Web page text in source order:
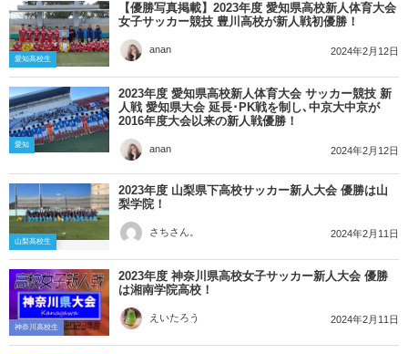
愛知高校生
【優勝写真掲載】2023年度 愛知県高校新人体育大会
女子サッカー競技 豊川高校が新人戦初優勝！
anan 2024年2月12日
愛知
2023年度 愛知県高校新人体育大会 サッカー競技 新
人戦 愛知県大会 延長･PK戦を制し､中京大中京が
2016年度大会以来の新人戦優勝！
anan 2024年2月12日
山梨高校生
2023年度 山梨県下高校サッカー新人大会 優勝は山
梨学院！
さちさん。 2024年2月11日
神奈川高校生
2023年度 神奈川県高校女子サッカー新人大会 優勝
は湘南学院高校！
えいたろう 2024年2月11日